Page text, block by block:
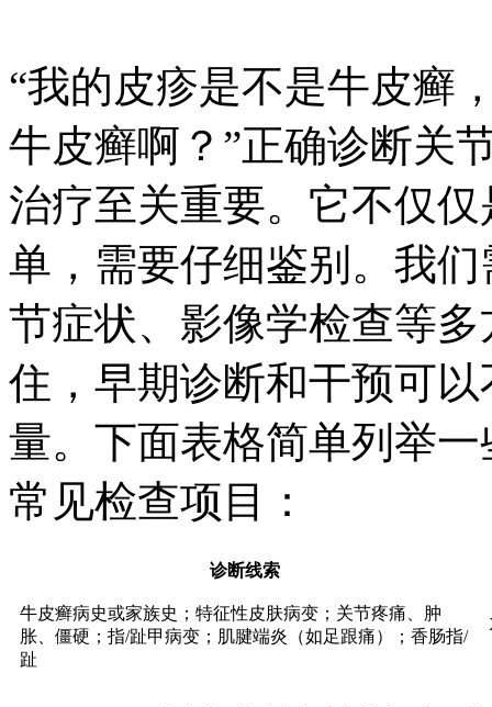
“我的皮疹是不是牛皮癣
牛皮癣啊？”正确诊断关
治疗至关重要。它不仅
单，需要仔细鉴别。我
节症状、影像学检查等
住，早期诊断和干预可
量。下面表格简单列举
常见检查项目：
诊断线索
牛皮癣病史或家族史；特征性皮肤病变；关节疼痛、肿
胀、僵硬；指/趾甲病变；肌腱端炎（如足跟痛）；香肠指/
趾